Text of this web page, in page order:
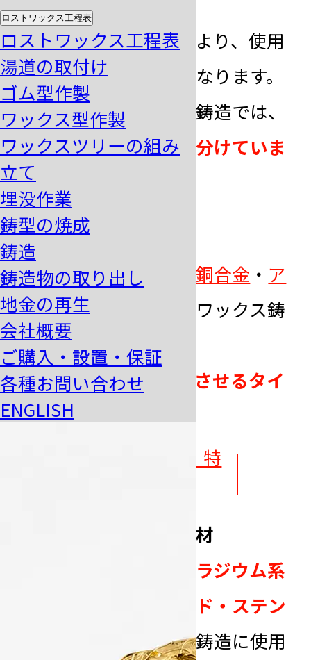
ロストワックス工程表
ロストワックス工程表
湯道の取付け
ゴム型作製
ワックス型作製
ワックスツリーの組み
立て
埋没作業
鋳型の焼成
鋳造
鋳造物の取り出し
地金の再生
会社概要
ご購入・設置・保証
各種お問い合わせ
ENGLISH
鋳造する地金の種類により、使用
する埋没材の種類が異なります。
ブロックモールド法
の鋳造では、
主に２つの種類を使い分けていま
す。
石膏系結合型埋没材
主に金合金 ・銀合金 ・銅合金 ・ ア
ルミ合金などのロストワックス鋳
造に使用されます。
水を加えて練り、硬化させるタイ
プです。
石膏系埋没材の品質・特
シリカ系無結合型埋没材
プラチナ合金・パラジウム系
高融点ホワイトゴールド・ステン
の高融点金属の鋳造に使用